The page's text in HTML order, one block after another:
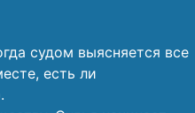
судом выясняется все
есть ли